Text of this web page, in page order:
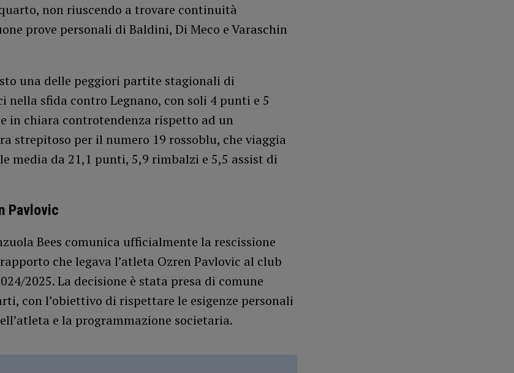
non riuscendo a trovare continuità
prove personali di Baldini, Di Meco e Varaschin
una delle peggiori partite stagionali di
nella sfida contro Legnano, con soli 4 punti e 5
in chiara controtendenza rispetto ad un
strepitoso per il numero 19 rossoblu, che viaggia
media da 21,1 punti, 5,9 rimbalzi e 5,5 assist di
Pavlovic
Bees comunica ufficialmente la rescissione
che legava l’atleta Ozren Pavlovic al club
2025. La decisione è stata presa di comune
con l’obiettivo di rispettare le esigenze personali
e la programmazione societaria.